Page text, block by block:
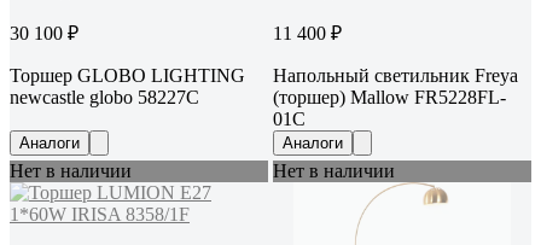
30 100 ₽
Торшер GLOBO LIGHTING
newcastle globo 58227C
Аналоги
11 400 ₽
Напольный светильник Freya
(торшер) Mallow FR5228FL-
01C
Аналоги
Нет в наличии Нет в наличии